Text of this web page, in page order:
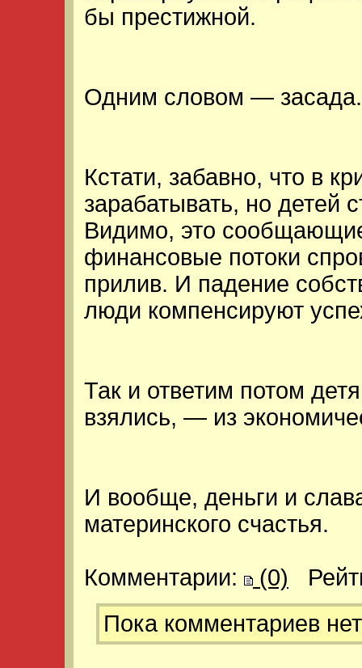
бы престижной.
Одним словом — засада.
Кстати, забавно, что в
зарабатывать, но детей
Видимо, это
финансовые потоки
прилив. И падение
люди компенсируют
Так и ответим потом
взялись, — из
И вообще, деньги и
материнского счастья.
Комментарии: (0)
Пока комментариев нет